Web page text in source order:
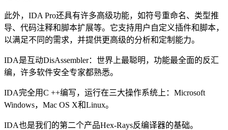
此外，IDA Pro还具有许多高级功能，如符号重命名、类型推
导、代码注释和脚本扩展等。它支持用户自定义插件和脚本，
以满足不同的需求，并提供更高级的分析和定制能力。
IDA是互动DisAssembler：世界上最聪明，功能最全面的反汇
编，许多软件安全专家都熟悉。
IDA完全用C ++编写，运行在三大操作系统上：Microsoft
Windows，Mac OS X和Linux。
IDA也是我们的第二个产品Hex-Rays反编译器的基础。